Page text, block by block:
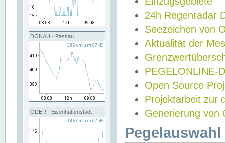
DONAU - Passau
ODER - Eisenhüttenstadt
24h Regenradar
Seezeichen von
Aktualität der
PEGELONLINE-
Open Source
Projektarbeit zur
Generierung von